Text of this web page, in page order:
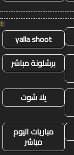
!
yalla shoot
برشلونة مباشر
يلا شوت
مباريات اليوم
مباشر